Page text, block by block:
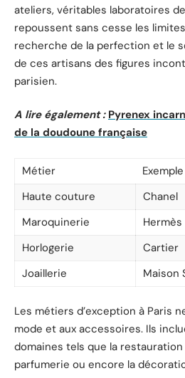
ateliers, véritables laboratoires
repoussent sans cesse les limites
recherche de la perfection et le
de ces artisans des figures
parisien.
A lire également : Pyrenex
de la doudoune française
Métier
Haute couture
Chanel
Maroquinerie
Hermès
Horlogerie
Cartier
Joaillerie
Maison
Les métiers d’exception à Paris
mode et aux accessoires. Ils
domaines tels que la restauration
parfumerie ou encore la